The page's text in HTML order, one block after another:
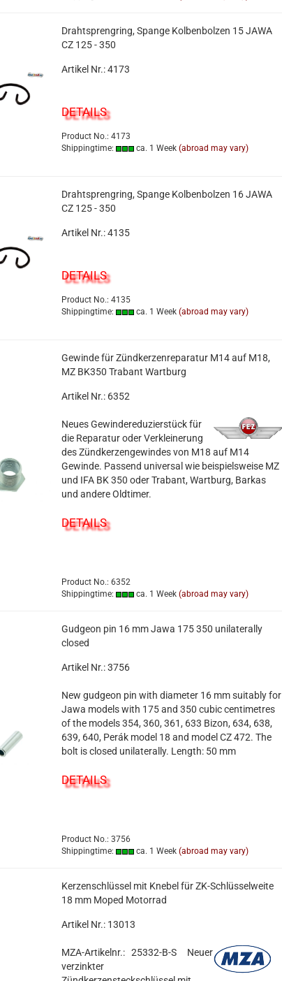
Drahtsprengring, Spange Kolbenbolzen 15 JAWA
CZ 125 - 350
Artikel Nr.: 4173
DETAILS
Product No.: 4173
Shippingtime:
ca. 1 Week (abroad may vary)
Drahtsprengring, Spange Kolbenbolzen 16 JAWA
CZ 125 - 350
Artikel Nr.: 4135
DETAILS
Product No.: 4135
Shippingtime:
ca. 1 Week (abroad may vary)
Gewinde für Zündkerzenreparatur M14 auf M18,
MZ BK350 Trabant Wartburg
Artikel Nr.: 6352
Neues Gewindereduzierstück für
die Reparatur oder Verkleinerung
des Zündkerzengewindes von M18 auf M14
Gewinde. Passend universal wie beispielsweise MZ
und IFA BK 350 oder Trabant, Wartburg, Barkas
und andere Oldtimer.
DETAILS
Product No.: 6352
Shippingtime:
ca. 1 Week (abroad may vary)
Gudgeon pin 16 mm Jawa 175 350 unilaterally
closed
Artikel Nr.: 3756
New gudgeon pin with diameter 16 mm suitably for
Jawa models with 175 and 350 cubic centimetres
of the models 354, 360, 361, 633 Bizon, 634, 638,
639, 640, Perák model 18 and model CZ 472. The
bolt is closed unilaterally. Length: 50 mm
DETAILS
Product No.: 3756
Shippingtime:
ca. 1 Week (abroad may vary)
Kerzenschlüssel mit Knebel für ZK-Schlüsselweite
18 mm Moped Motorrad
Artikel Nr.: 13013
MZA-Artikelnr.: 25332-B-S
Neuer
verzinkter